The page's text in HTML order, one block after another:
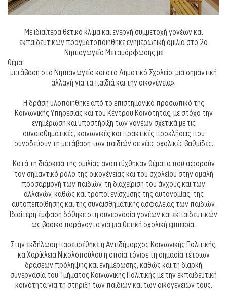
Με ιδιαίτερα θετικό κλίμα και ενεργή συμμετοχή γονέων και
εκπαιδευτικών πραγματοποιήθηκε ενημερωτική ομιλία στο 2ο
Νηπιαγωγείο Μεταμόρφωσης με
μετάβαση στο Νηπιαγωγείο και στο Δημοτικό Σχολείο: μια σημαντική
αλλαγή για τα παιδιά και την οικογένεια».
Η δράση υλοποιήθηκε από το επιστημονικό προσωπικό της
Κοινωνικής Υπηρεσίας και του Κέντρου Κοινότητας, με στόχο την
ενημέρωση και υποστήριξη των γονέων σχετικά με τις
συναισθηματικές, κοινωνικές και πρακτικές προκλήσεις που
συνοδεύουν τη μετάβαση των παιδιών σε νέες σχολικές βαθμίδες.
Κατά τη διάρκεια της ομιλίας αναπτύχθηκαν θέματα που αφορούν
τον σημαντικό ρόλο της οικογένειας και του σχολείου στην ομαλή
προσαρμογή των παιδιών, τη διαχείριση του άγχους και των
αλλαγών, καθώς και τρόποι ενίσχυσης της αυτονομίας, της
αυτοπεποίθησης και της συναισθηματικής ασφάλειας των παιδιών.
Ιδιαίτερη έμφαση δόθηκε στη συνεργασία γονέων και εκπαιδευτικών
ως βασικό παράγοντα για μια θετική σχολική εμπειρία.
Στην εκδήλωση παρευρέθηκε η Αντιδήμαρχος Κοινωνικής Πολιτικής,
κα Χαρίκλεια Νικολοπούλου η οποία τόνισε τη σημασία τέτοιων
δράσεων πρόληψης και ενημέρωσης, καθώς και τη διαρκή
συνεργασία του Τμήματος Κοινωνικής Πολιτικής με την εκπαιδευτική
κοινότητα για τη στήριξη των παιδιών και των οικογενειών τους.